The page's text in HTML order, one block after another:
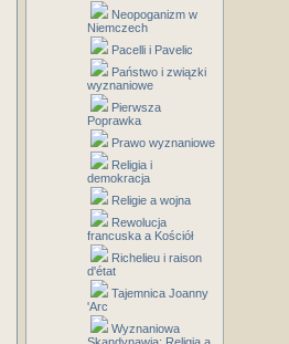
Neopoganizm w
Niemczech
Pacelli i Pavelic
Państwo i związki
wyznaniowe
Pierwsza
Poprawka
Prawo wyznaniowe
Religia i
demokracja
Religie a wojna
Rewolucja
francuska a Kościół
Richelieu i raison
d'état
Tajemnica Joanny
'Arc
Wyznaniowa